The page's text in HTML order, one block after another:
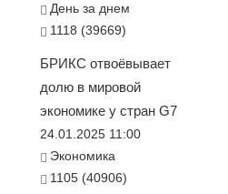
День за днем
1118 (39669)
БРИКС отвоёвывает
долю в мировой
экономике у стран G7
24.01.2025 11:00
Экономика
1105 (40906)